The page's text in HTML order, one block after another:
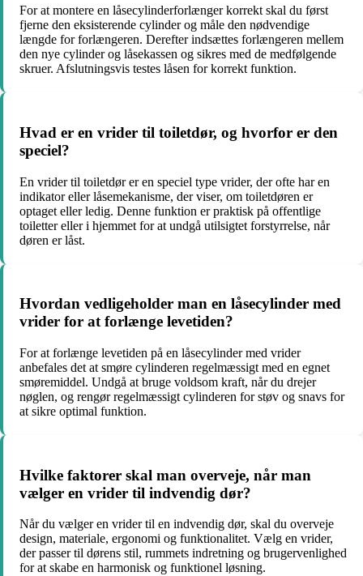
For at montere en låsecylinderforlænger korrekt skal du først
fjerne den eksisterende cylinder og måle den nødvendige
længde for forlængeren. Derefter indsættes forlængeren mellem
den nye cylinder og låsekassen og sikres med de medfølgende
skruer. Afslutningsvis testes låsen for korrekt funktion.
Hvad er en vrider til toiletdør, og hvorfor er den
speciel?
En vrider til toiletdør er en speciel type vrider, der ofte har en
indikator eller låsemekanisme, der viser, om toiletdøren er
optaget eller ledig. Denne funktion er praktisk på offentlige
toiletter eller i hjemmet for at undgå utilsigtet forstyrrelse, når
døren er låst.
Hvordan vedligeholder man en låsecylinder med
vrider for at forlænge levetiden?
For at forlænge levetiden på en låsecylinder med vrider
anbefales det at smøre cylinderen regelmæssigt med en egnet
smøremiddel. Undgå at bruge voldsom kraft, når du drejer
nøglen, og rengør regelmæssigt cylinderen for støv og snavs for
at sikre optimal funktion.
Hvilke faktorer skal man overveje, når man
vælger en vrider til indvendig dør?
Når du vælger en vrider til en indvendig dør, skal du overveje
design, materiale, ergonomi og funktionalitet. Vælg en vrider,
der passer til dørens stil, rummets indretning og brugervenlighed
for at skabe en harmonisk og funktionel løsning.